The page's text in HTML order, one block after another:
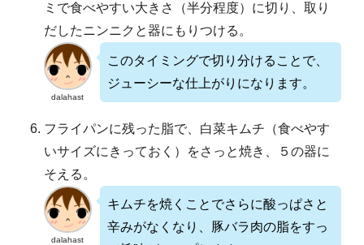
ミで食べやすい大きさ（半分程度）に切り、取り
だしたニンニクと器にもりつける。
dalahast
このタイミングで切り分けることで、
ジューシーな仕上がりになります。
フライパンに残った脂で、白菜キムチ（食べやす
いサイズにきっておく）をさっと焼き、５の器に
そえる。
dalahast
キムチを焼くことでさらに酸っぱさと
辛みがなくなり、豚バラ肉の脂をすっ